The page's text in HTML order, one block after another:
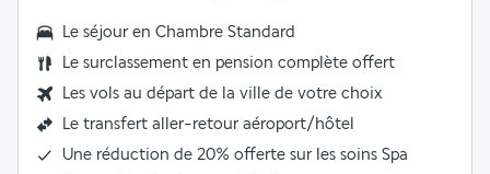
Le séjour en Chambre Standard
Le surclassement en pension complète offert
Les vols au départ de la ville de votre choix
Le transfert aller-retour aéroport/hôtel
Une réduction de 20% offerte sur les soins Spa